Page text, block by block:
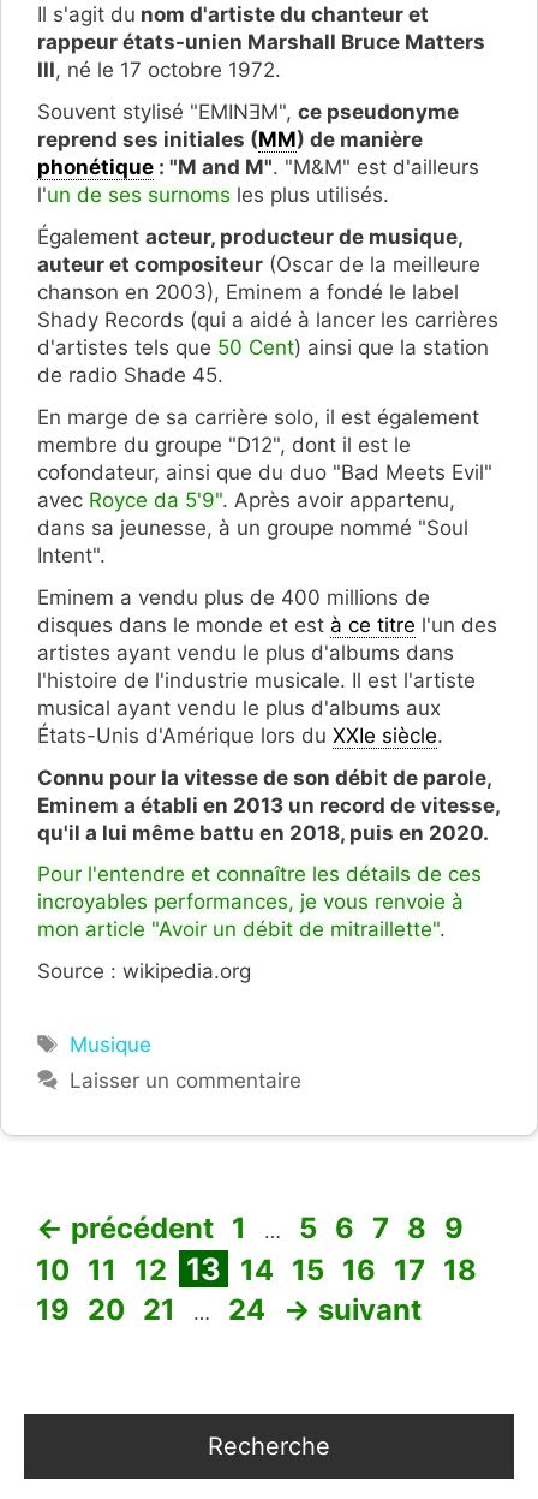
Il s'agit du nom d'artiste du chanteur et
rappeur états-unien Marshall Bruce Matters
III, né le 17 octobre 1972.
Souvent stylisé "EMINƎM", ce pseudonyme
reprend ses initiales (MM) de manière
phonétique : "M and M". "M&M" est d'ailleurs
l'un de ses surnoms les plus utilisés.
Également acteur, producteur de musique,
auteur et compositeur (Oscar de la meilleure
chanson en 2003), Eminem a fondé le label
Shady Records (qui a aidé à lancer les carrières
d'artistes tels que 50 Cent) ainsi que la station
de radio Shade 45.
En marge de sa carrière solo, il est également
membre du groupe "D12", dont il est le
cofondateur, ainsi que du duo "Bad Meets Evil"
avec Royce da 5'9". Après avoir appartenu,
dans sa jeunesse, à un groupe nommé "Soul
Intent".
Eminem a vendu plus de 400 millions de
disques dans le monde et est à ce titre l'un des
artistes ayant vendu le plus d'albums dans
l'histoire de l'industrie musicale. Il est l'artiste
musical ayant vendu le plus d'albums aux
États-Unis d'Amérique lors du XXIe siècle.
Connu pour la vitesse de son débit de parole,
Eminem a établi en 2013 un record de vitesse,
qu'il a lui même battu en 2018, puis en 2020.
Pour l'entendre et connaître les détails de ces
incroyables performances, je vous renvoie à
mon article "Avoir un débit de mitraillette".
Source : wikipedia.org
Étiquettes
Musique
Laisser un commentaire
← précédent Page
1 … Page
5 Page
6 Page
7 Page
8 Page
9
10 Page
11 Page
12 Page
13 Page
14 Page
15 Page
16 Page
17 Page
18
19 Page
20 Page
21 … Page
24 → suivant
Recherche